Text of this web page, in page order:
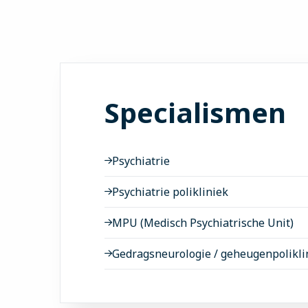
Specialismen
Psychiatrie
Psychiatrie polikliniek
MPU (Medisch Psychiatrische Unit)
Gedragsneurologie /